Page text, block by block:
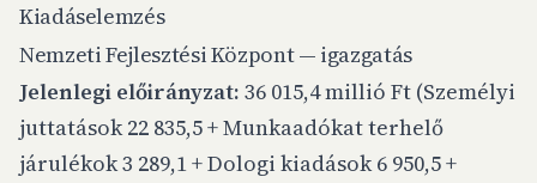
Kiadáselemzés
Nemzeti Fejlesztési Központ — igazgatás
Jelenlegi előirányzat: 36 015,4 millió Ft (Személyi
juttatások 22 835,5 + Munkaadókat terhelő
járulékok 3 289,1 + Dologi kiadások 6 950,5 +